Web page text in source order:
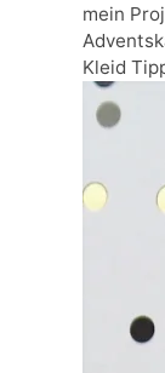
mein
Kleid